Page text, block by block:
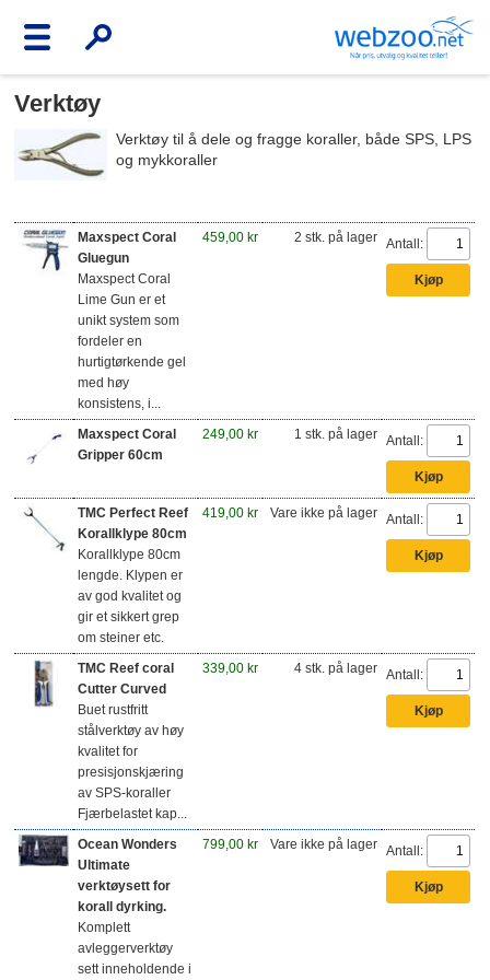
Verktøy
Verktøy til å dele og fragge koraller, både SPS, LPS
og mykkoraller
Maxspect Coral
Gluegun
Maxspect Coral
Lime Gun er et
unikt system som
fordeler en
hurtigtørkende gel
med høy
konsistens, i...
459,00 kr 2 stk. på lager Antall:
Maxspect Coral
Gripper 60cm
249,00 kr 1 stk. på lager Antall:
TMC Perfect Reef
Korallklype 80cm
Korallklype 80cm
lengde. Klypen er
av god kvalitet og
gir et sikkert grep
om steiner etc.
419,00 kr Vare ikke på lager Antall:
TMC Reef coral
Cutter Curved
Buet rustfritt
stålverktøy av høy
kvalitet for
presisjonskjæring
av SPS-koraller
Fjærbelastet kap...
339,00 kr 4 stk. på lager Antall:
Ocean Wonders
Ultimate
verktøysett for
korall dyrking.
Komplett
avleggerverktøy
sett inneholdende i
799,00 kr Vare ikke på lager Antall: